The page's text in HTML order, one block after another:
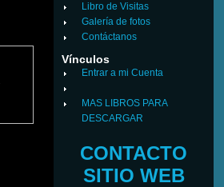
Libro de Visitas
Galería de fotos
Contáctanos
Vínculos
Entrar a mi Cuenta
MAS LIBROS PARA
DESCARGAR
CONTACTO
SITIO WEB